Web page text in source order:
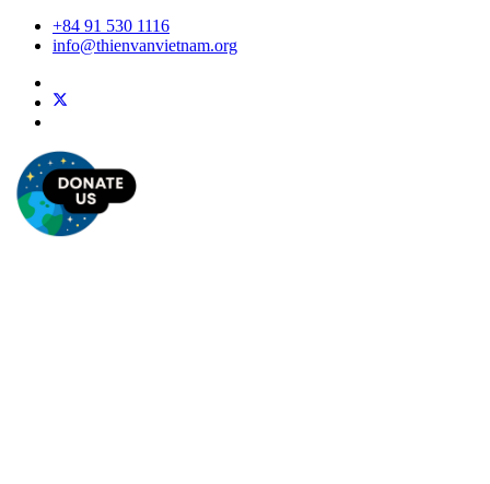
+84 91 530 1116
info@thienvanvietnam.org